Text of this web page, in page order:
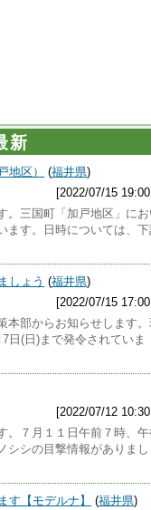
新
地区） (福井県)
[2022/07/15
。三国町「加戸地区」に
ます。日時については、
しょう (福井県)
[2022/07/15
本部からお知らせします
日(日)まで発令されていま
[2022/07/12
。７月１１日午前７時、
シシの目撃情報がありまし
す【モデルナ】 (福井県)